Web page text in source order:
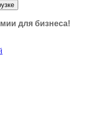
для бизнеса!